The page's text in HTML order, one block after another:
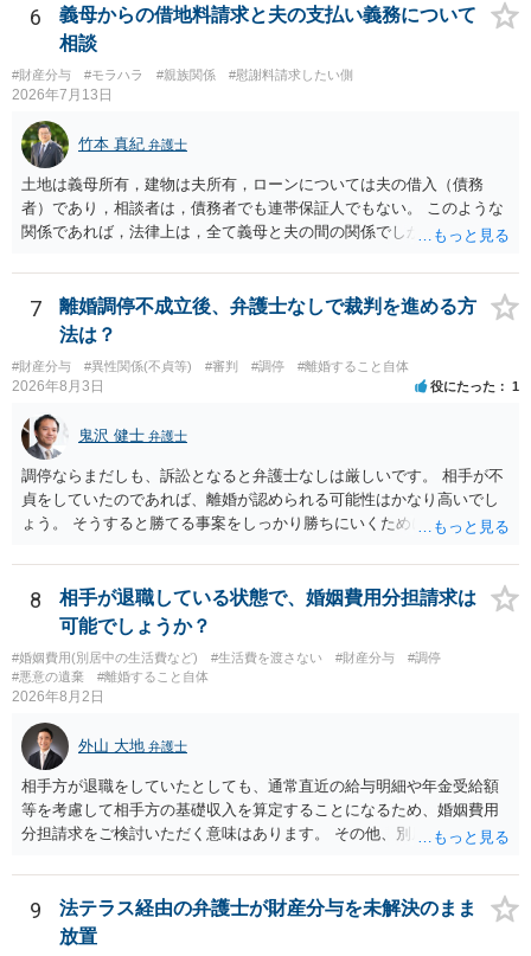
償金の支払いが必要になります。
6
義母からの借地料請求と夫の支払い義務について
相談
#財産分与 #モラハラ #親族関係 #慰謝料請求したい側
2026年7月13日
竹本 真紀 弁護士
土地は義母所有，建物は夫所有，ローンについては夫の借入（債務
者）であり，相談者は，債務者でも連帯保証人でもない。 このような
関係であれば，法律上は，全て義母と夫の間の関係でしかありませ
せる）がされていたのでしょうかね。 いずれにしても，使用貸借では
なくて賃貸借にするというのであれば，夫と義母の関係でしかありま
せん。 これが法律上の話です。 「夫にこうなったのはお前のせいなん
だからお前が払えよ！と怒鳴られました。」 こうなった経緯は不明で
すが，法律上は，夫と義母の間の話ですから，二人で賃料等の合意を
するか否かを決め，夫が義母に支払をするだけのことです。この合意
をしない場合に，義母がどのような選択をするかは，義母の判断でし
かありません（抵当権の解除の話をしているようですが）。 夫が賃料
の支払を相談者に請求したとしても，法律上の支払義務は生じませ
ん。変な賃貸借契約書（なぜか，賃借人が相談者になっているなど）
が作成されない限り，相談者に負担は生じないのです。にもかかわら
ず，請求してくるのだとすれば，そのような請求を押し付けてくる夫
について，どのように評価するかの話になると思います。 抵当権の解
除は，金融機関（担保権者）の方が応じることがないと思います。ロ
ーンの支払いもしなければ，抵当権が実行されて土地が売却されて
（おそらく，建物も共同担保に入っていると思うので，競売自体はさ
ほど問題ありません。）売却代金が建物のローンに充当され，残額は
名義人である夫に請求されることになります。相談者は，債務に関係
なく，連帯保証人でもありませんので，負担する理由がありません。
離婚については，相手方が離婚したいようですから，離婚自体はこち
らの意思次第だと思います。慰謝料を請求する際に，この不動産の経
過も含めて，どのように相談者が精神的苦痛を受けたかの際に述べて
いく事情になると思います。 法律問題より，夫婦間の問題（離婚の問
題）の方がウェイトが大きいような問題のような印象を受けました。
だからこそ，夫に対する話ではなく，全て相談者に向いているように
思うのです。
7
離婚調停不成立後、弁護士なしで裁判を進める方
法は？
#財産分与 #異性関係(不貞等) #審判 #調停 #離婚すること自体
2026年8月3日 役にたった 1
鬼沢 健士 弁護士
調停ならまだしも、訴訟となると弁護士なしは厳しいです。 相手が不
貞をしていたのであれば、離婚が認められる可能性はかなり高いでし
ょう。 そうすると勝てる事案をしっかり勝ちにいくためにも弁護士委
8
相手が退職している状態で、婚姻費用分担請求は
可能でしょうか？
#婚姻費用(別居中の生活費など) #生活費を渡さない #財産分与
#調停
#悪意の遺棄
#離婚すること自体
2026年8月2日
外山 大地 弁護士
相手方が退職をしていたとしても、通常直近の給与明細や年金受給額
等を考慮して相手方の基礎収入を算定することになるため、婚姻費用
分担請求をご検討いただく意味はあります。 その他、別居の経緯、質
て、ご検討いただくのが良いかと思います。
9
法テラス経由の弁護士が財産分与を未解決のまま
放置